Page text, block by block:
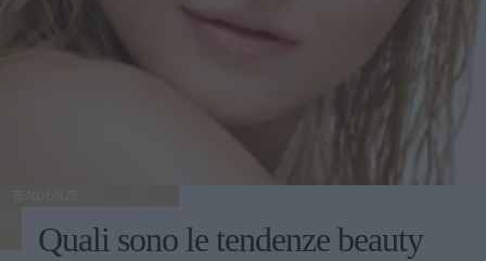
TENDENZE
Quali sono le tendenze beauty